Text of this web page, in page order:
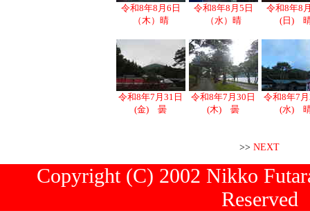
令和8年8月6日
（木）晴
令和8年8月5日
（水）晴
令和8年8
(日)
令和8年7月31日
(金) 曇
令和8年7月30日
(木) 曇
令和8年7
(水)
>> NEXT
Copyright (C) 2002 Nikko
Reserved